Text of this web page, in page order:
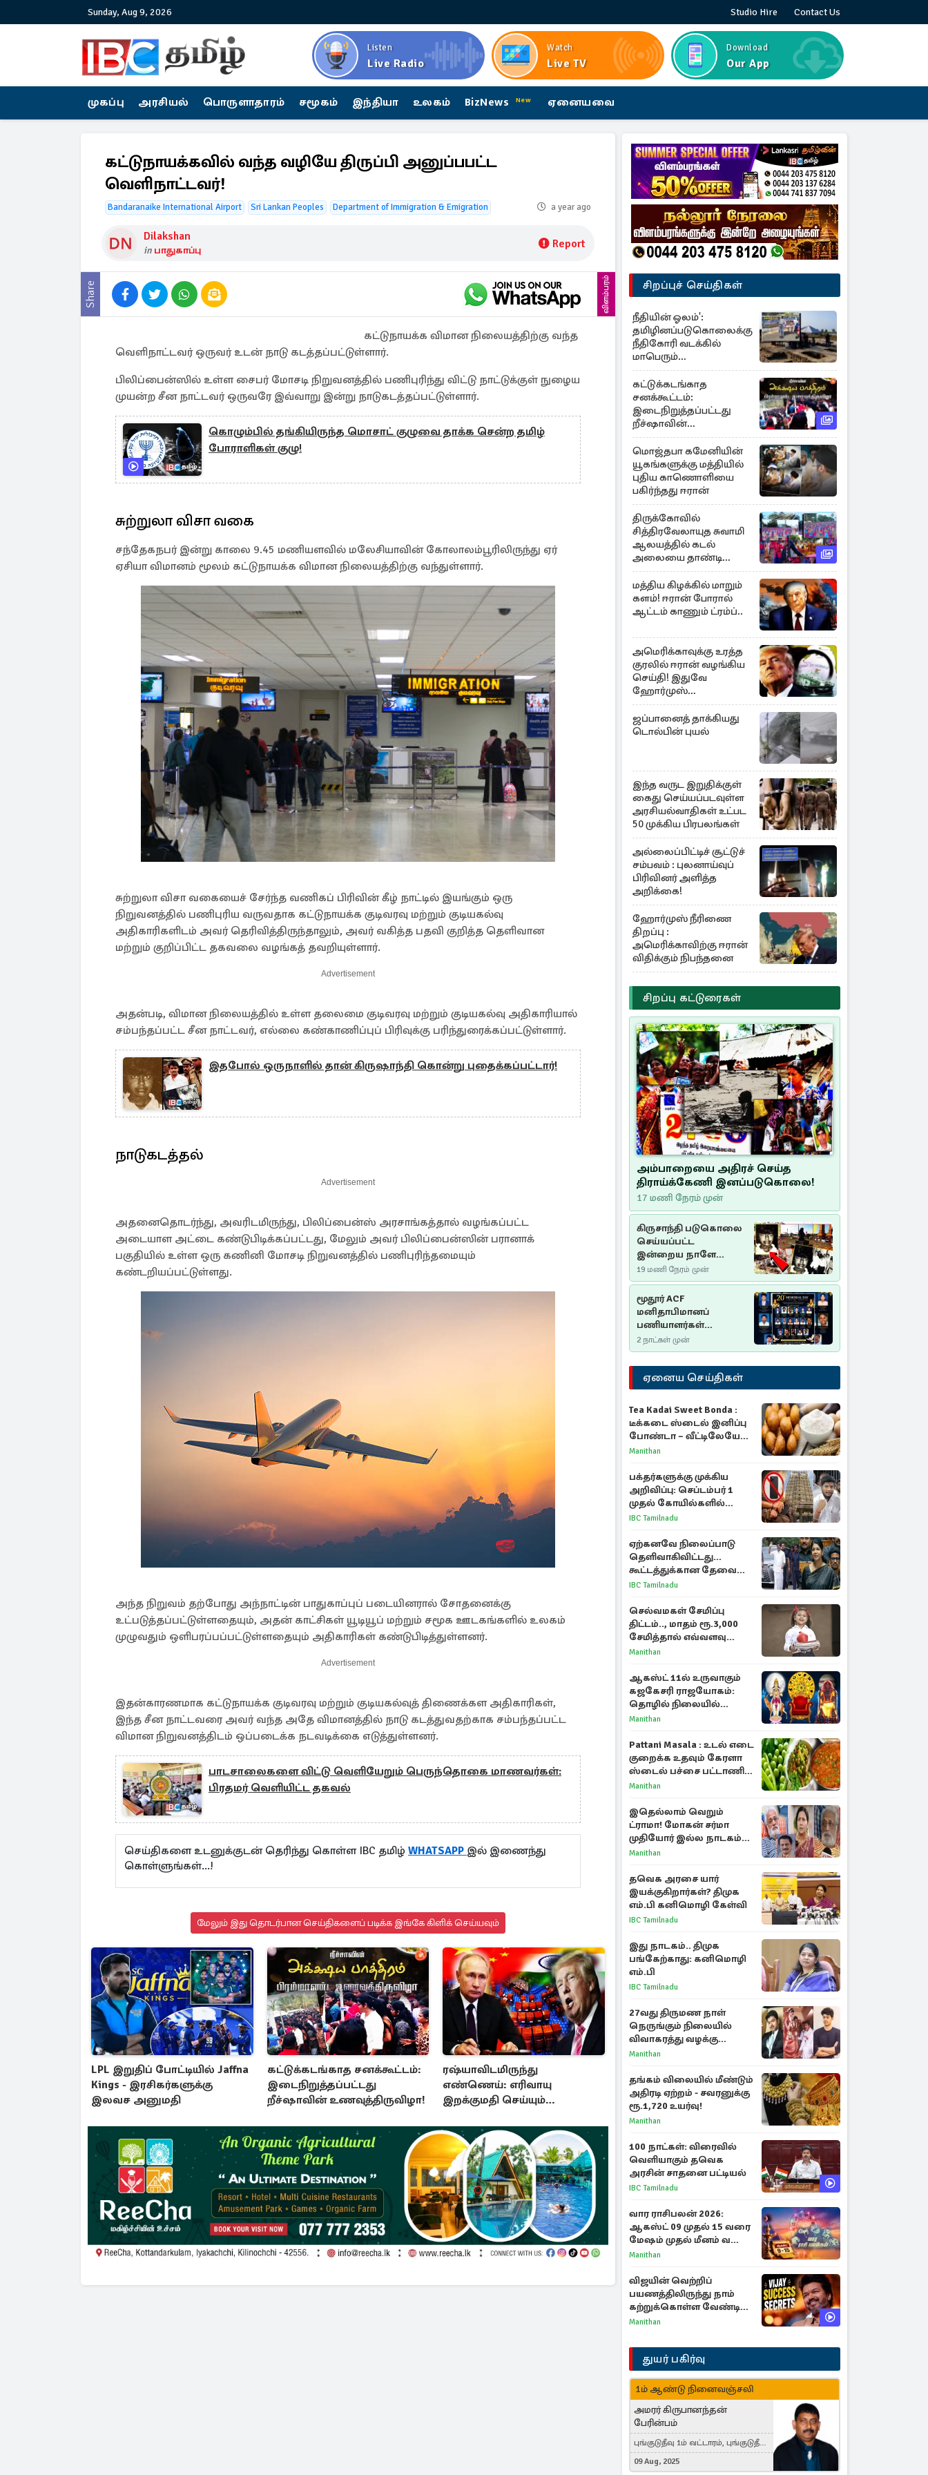
Sunday, Aug 9, 2026 Studio Hire Contact Us
Listen
Live Radio
Watch
Live TV
Download
Our App
முகப்பு அரசியல் பொருளாதாரம் சமூகம் இந்தியா உலகம் BizNews New ஏனையவை
கட்டுநாயக்கவில் வந்த வழியே திருப்பி அனுப்பபட்ட
வெளிநாட்டவர்!
Bandaranaike International Airport Sri Lankan Peoples Department of Immigration & Emigration a year ago
Dilakshan
in பாதுகாப்பு Report
Share விளம்பரம்
கட்டுநாயக்க விமான நிலையத்திற்கு வந்த
வெளிநாட்டவர் ஒருவர் உடன் நாடு கடத்தப்பட்டுள்ளார்.
பிலிப்பைன்ஸில் உள்ள சைபர் மோசடி நிறுவனத்தில் பணிபுரிந்து விட்டு நாட்டுக்குள் நுழைய
முயன்ற சீன நாட்டவர் ஒருவரே இவ்வாறு இன்று நாடுகடத்தப்பட்டுள்ளார்.
கொழும்பில் தங்கியிருந்த மொசாட் குழுவை தாக்க சென்ற தமிழ்
போராளிகள் குழு!
சுற்றுலா விசா வகை
சந்தேகநபர் இன்று காலை 9.45 மணியளவில் மலேசியாவின் கோலாலம்பூரிலிருந்து ஏர்
ஏசியா விமானம் மூலம் கட்டுநாயக்க விமான நிலையத்திற்கு வந்துள்ளார்.
சுற்றுலா விசா வகையைச் சேர்ந்த வணிகப் பிரிவின் கீழ் நாட்டில் இயங்கும் ஒரு
நிறுவனத்தில் பணிபுரிய வருவதாக கட்டுநாயக்க குடிவரவு மற்றும் குடியகல்வு
அதிகாரிகளிடம் அவர் தெரிவித்திருந்தாலும், அவர் வகித்த பதவி குறித்த தெளிவான
மற்றும் குறிப்பிட்ட தகவலை வழங்கத் தவறியுள்ளார்.
Advertisement
அதன்படி, விமான நிலையத்தில் உள்ள தலைமை குடிவரவு மற்றும் குடியகல்வு அதிகாரியால்
சம்பந்தப்பட்ட சீன நாட்டவர், எல்லை கண்காணிப்புப் பிரிவுக்கு பரிந்துரைக்கப்பட்டுள்ளார்.
இதபோல் ஒருநாளில் தான் கிருஷாந்தி கொன்று புதைக்கப்பட்டார்!
நாடுகடத்தல்
Advertisement
அதனைதொடர்ந்து, அவரிடமிருந்து, பிலிப்பைன்ஸ் அரசாங்கத்தால் வழங்கப்பட்ட
அடையாள அட்டை கண்டுபிடிக்கப்பட்டது, மேலும் அவர் பிலிப்பைன்ஸின் பரானாக்
பகுதியில் உள்ள ஒரு கணினி மோசடி நிறுவனத்தில் பணிபுரிந்தமையும்
கண்டறியப்பட்டுள்ளது.
அந்த நிறுவம் தற்போது அந்நாட்டின் பாதுகாப்புப் படையினரால் சோதனைக்கு
உட்படுத்தப்பட்டுள்ளதையும், அதன் காட்சிகள் யூடியூப் மற்றும் சமூக ஊடகங்களில் உலகம்
முழுவதும் ஒளிபரப்பப்பட்டுள்ளதையும் அதிகாரிகள் கண்டுபிடித்துள்ளனர்.
Advertisement
இதன்காரணமாக கட்டுநாயக்க குடிவரவு மற்றும் குடியகல்வுத் திணைக்கள அதிகாரிகள்,
இந்த சீன நாட்டவரை அவர் வந்த அதே விமானத்தில் நாடு கடத்துவதற்காக சம்பந்தப்பட்ட
விமான நிறுவனத்திடம் ஒப்படைக்க நடவடிக்கை எடுத்துள்ளனர்.
பாடசாலைகளை விட்டு வெளியேறும் பெருந்தொகை மாணவர்கள்:
பிரதமர் வெளியிட்ட தகவல்
செய்திகளை உடனுக்குடன் தெரிந்து கொள்ள IBC தமிழ் WHATSAPP இல் இணைந்து
கொள்ளுங்கள்...!
மேலும் இது தொடர்பான செய்திகளைப் படிக்க இங்கே கிளிக் செய்யவும்
LPL இறுதிப் போட்டியில் Jaffna
Kings - இரசிகர்களுக்கு
இலவச அனுமதி
கட்டுக்கடங்காத சனக்கூட்டம்:
இடைநிறுத்தப்பட்டது
றீச்ஷாவின் உணவுத்திருவிழா!
ரஷ்யாவிடமிருந்து
எண்ணெய்: எரிவாயு
இறக்குமதி செய்யும்
சிறப்புச் செய்திகள்
நீதியின் ஓலம்':
தமிழினப்படுகொலைக்கு
நீதிகோரி வடக்கில்
மாபெரும்
கவனயீர்ப்புப்போராட்டம்
கட்டுக்கடங்காத
சனக்கூட்டம்:
இடைநிறுத்தப்பட்டது
றீச்ஷாவின்
உணவுத்திருவிழா!
மொஜ்தபா கமேனியின்
யூகங்களுக்கு மத்தியில்
புதிய காணொளியை
பகிர்ந்தது ஈரான்
திருக்கோவில்
சித்திரவேலாயுத சுவாமி
ஆலயத்தில் கடல்
அலையை தாண்டி
ஒலித்த மாணவர்களின்
கால் சலங்கை ஓசை
மத்திய கிழக்கில் மாறும்
களம்! ஈரான் போரால்
ஆட்டம் காணும் ட்ரம்ப்..
அமெரிக்காவுக்கு உரத்த
குரலில் ஈரான் வழங்கிய
செய்தி! இதுவே
ஹோர்முஸ்
திறப்புக்கான நிபந்தனை
ஜப்பானைத் தாக்கியது
டொல்பின் புயல்
இந்த வருட இறுதிக்குள்
கைது செய்யப்படவுள்ள
அரசியல்வாதிகள் உட்பட
50 முக்கிய பிரபலங்கள்
அல்லைப்பிட்டிச் சூட்டுச்
சம்பவம் : புலனாய்வுப்
பிரிவினர் அளித்த
அறிக்கை!
ஹோர்முஸ் நீரிணை
திறப்பு :
அமெரிக்காவிற்கு ஈரான்
விதிக்கும் நிபந்தனை
சிறப்பு கட்டுரைகள்
அம்பாறையை அதிரச் செய்த
திராய்க்கேணி இனப்படுகொலை!
17 மணி நேரம் முன்
கிருசாந்தி படுகொலை
செய்யப்பட்ட
இன்றைய நாளே
செம்மணி
இனப்படுகொலை
தினம்…!
19 மணி நேரம் முன்
மூதூர் ACF
மனிதாபிமானப்
பணியாளர்கள்
படுகொலை (2006): 20
ஆண்டுகளாகியும் நீதி
மறுக்கப்பட்ட
மனிதாபிமானப்
பேரவலம்
2 நாட்கள் முன்
ஏனைய செய்திகள்
Tea Kadai Sweet Bonda :
டீக்கடை ஸ்டைல் இனிப்பு
போண்டா – வீட்டிலேயே
செய்வது எப்படி?
Manithan
பக்தர்களுக்கு முக்கிய
அறிவிப்பு: செப்டம்பர் 1
முதல் கோயில்களில்
மொபைலுக்கு தடை!
IBC Tamilnadu
ஏற்கனவே நிலைப்பாடு
தெளிவாகிவிட்டது...
கூட்டத்துக்கான தேவை
என்ன? - கனிமொழி
IBC Tamilnadu
செல்வமகள் சேமிப்பு
திட்டம்.., மாதம் ரூ.3,000
சேமித்தால் எவ்வளவு
கிடைக்கும்?
Manithan
ஆகஸ்ட் 11ல் உருவாகும்
கஜகேசரி ராஜயோகம்:
தொழில் நிலையில்
அதிர்ஷ்டம் பெறும் 3
Manithan
Pattani Masala : உடல் எடை
குறைக்க உதவும் கேரளா
ஸ்டைல் பச்சை பட்டாணி
கிரேவி
Manithan
இதெல்லாம் வெறும்
ட்ராமா! மோகன் சர்மா
முதியோர் இல்ல நாடகம்
குறித்து குட்டி பத்மினி
Manithan
தவெக அரசை யார்
இயக்குகிறார்கள்? திமுக
எம்.பி கனிமொழி கேள்வி
IBC Tamilnadu
இது நாடகம்.. திமுக
பங்கேற்காது: கனிமொழி
எம்.பி
IBC Tamilnadu
27வது திருமண நாள்
நெருங்கும் நிலையில்
விவாகரத்து வழக்கு
வாபஸ்! விஜய்யுடன்
Manithan
தங்கம் விலையில் மீண்டும்
அதிரடி ஏற்றம் - சவரனுக்கு
ரூ.1,720 உயர்வு!
Manithan
100 நாட்கள்: விரைவில்
வெளியாகும் தவெக
அரசின் சாதனை பட்டியல்
IBC Tamilnadu
வார ராசிபலன் 2026:
ஆகஸ்ட் 09 முதல் 15 வரை
மேஷம் முதல் மீனம் வரை
முழு பலன்கள்
Manithan
விஜயின் வெற்றிப்
பயணத்திலிருந்து நாம்
கற்றுக்கொள்ள வேண்டிய
முக்கிய 3 விடயங்கள்!
Manithan
துயர் பகிர்வு
1ம் ஆண்டு நினைவஞ்சலி
அமரர் கிருபானந்தன்
பேரின்பம்
புங்குடுதீவு 1ம் வட்டாரம், புங்குடுதீவு,
India, Lausanne, Switzerland
09 Aug, 2025